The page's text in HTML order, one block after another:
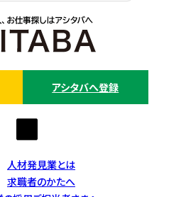
アシタバへ登録
人材発見業とは
求職者のかたへ